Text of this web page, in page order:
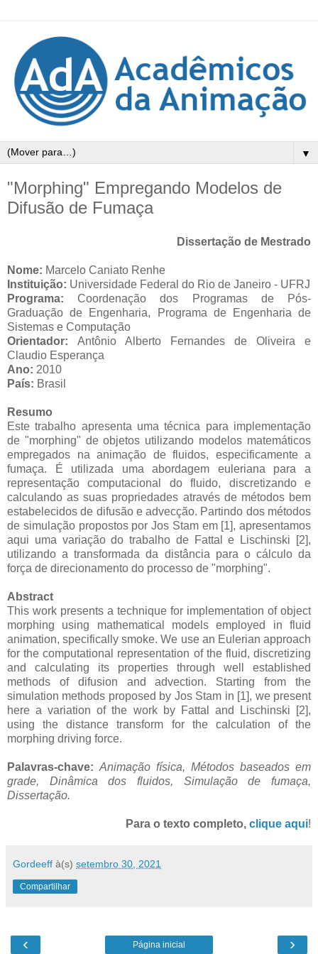
▼
"Morphing" Empregando Modelos de
Difusão de Fumaça
Dissertação de Mestrado
Nome: Marcelo Caniato Renhe
Instituição: Universidade Federal do Rio de Janeiro - UFRJ
Programa:Coordenação dos Programas de Pós-
Graduação de Engenharia, Programa de Engenharia de
Sistemas e Computação
Orientador: Antônio Alberto Fernandes de Oliveira e
Claudio Esperança
Ano: 2010
País: Brasil
Resumo
Este trabalho apresenta uma técnica para implementação
de "morphing" de objetos utilizando modelos matemáticos
empregados na animação de fluidos, especificamente a
fumaça. É utilizada uma abordagem euleriana para a
representação computacional do fluido, discretizando e
calculando as suas propriedades através de métodos bem
estabelecidos de difusão e advecção. Partindo dos métodos
de simulação propostos por Jos Stam em [1], apresentamos
aqui uma variação do trabalho de Fattal e Lischinski [2],
utilizando a transformada da distância para o cálculo da
força de direcionamento do processo de "morphing".
Abstract
This work presents a technique for implementation of object
morphing using mathematical models employed in fluid
animation, specifically smoke. We use an Eulerian approach
for the computational representation of the fluid, discretizing
and calculating its properties through well established
methods of difusion and advection. Starting from the
simulation methods proposed by Jos Stam in [1], we present
here a variation of the work by Fattal and Lischinski [2],
using the distance transform for the calculation of the
morphing driving force.
Palavras-chave: Animação física, Métodos baseados em
grade, Dinâmica dos fluidos, Simulação de fumaça,
Dissertação.
Para o texto completo, clique aqui!
Gordeeff à(s) setembro 30, 2021
Compartilhar
‹ ›
Página inicial